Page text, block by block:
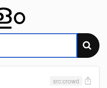
src:crowd